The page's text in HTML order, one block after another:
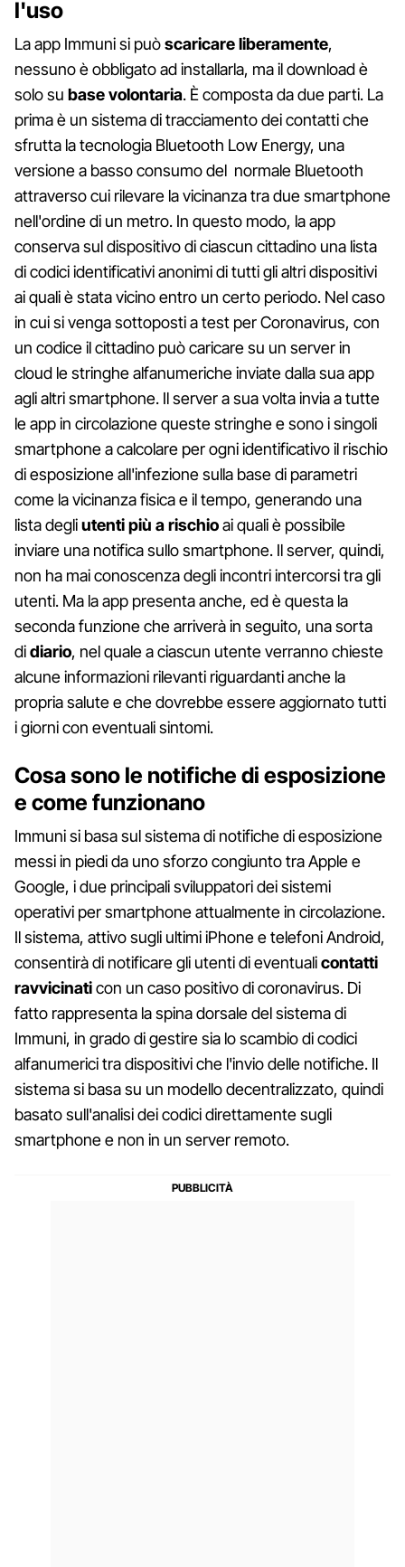
l'uso
La app Immuni si puòscaricare liberamente,
nessuno è obbligato ad installarla, ma il download è
solo su base volontaria. È composta da due parti. La
prima è un sistema di tracciamento dei contatti che
sfrutta la tecnologia Bluetooth Low Energy, una
versione a basso consumo del normale Bluetooth
attraverso cui rilevare la vicinanza tra due smartphone
nell'ordine di un metro. In questo modo, la app
conserva sul dispositivo di ciascun cittadino una lista
di codici identificativi anonimi di tutti gli altri dispositivi
ai quali è stata vicino entro un certo periodo. Nel caso
in cui si venga sottoposti a test per Coronavirus, con
un codice il cittadino può caricare su un server in
cloud le stringhe alfanumeriche inviate dalla sua app
agli altri smartphone. Il server a sua volta invia a tutte
le app in circolazione queste stringhe e sono i singoli
smartphone a calcolare per ogni identificativo il rischio
di esposizione all'infezione sulla base di parametri
come la vicinanza fisica e il tempo, generando una
lista degliutenti più a rischioai quali è possibile
inviare una notifica sullo smartphone. Il server, quindi,
non ha mai conoscenza degli incontri intercorsi tra gli
utenti. Ma la app presenta anche, ed è questa la
seconda funzione che arriverà in seguito, una sorta
didiario, nel quale a ciascun utente verranno chieste
alcune informazioni rilevanti riguardanti anche la
propria salute e che dovrebbe essere aggiornato tutti
i giorni con eventuali sintomi.
Cosa sono le notifiche di esposizione
e come funzionano
Immuni si basa sul sistema di notifiche di esposizione
messi in piedi da uno sforzo congiunto tra Apple e
Google, i due principali sviluppatori dei sistemi
operativi per smartphone attualmente in circolazione.
Il sistema, attivo sugli ultimi iPhone e telefoni Android,
consentirà di notificare gli utenti di eventualicontatti
ravvicinaticon un caso positivo di coronavirus. Di
fatto rappresenta la spina dorsale del sistema di
Immuni, in grado di gestire sia lo scambio di codici
alfanumerici tra dispositivi che l'invio delle notifiche. Il
sistema si basa su un modello decentralizzato, quindi
basato sull'analisi dei codici direttamente sugli
smartphone e non in un server remoto.